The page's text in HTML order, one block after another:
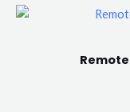
Remote